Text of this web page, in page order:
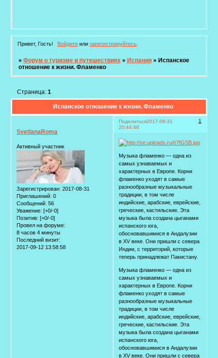
Привет, Гость! Войдитеили зарегистрируйтесь.
» Форум о туризме и путешествиях » Испания » Испанское
отношение к жизни. Фламенко
Испанское отношение к жизни. Фламенко
Страница: 1
Поделиться 1
2017-08-31
20:44:46
SvetlanaRoma
Активный участник
Зарегистрирован: 2017-08-31
Приглашений: 0
Сообщений: 56
Уважение: [+0/-0]
Позитив: [+0/-0]
Провел на форуме:
8 часов 4 минуты
Последний визит:
2017-09-12 13:58:58
Музыка фламенко — одна из
самых узнаваемых и
характерных в Европе. Корни
фламенко уходят в самые
разнообразные музыкальные
традиции, в том числе
индийские, арабские, еврейские,
греческие, кастильские. Эта
музыка была создана цыганами
испанского юга,
обосновавшимися в Андалузии
в XV веке. Они пришли с севера
Индии, с территорий, которые
теперь принадлежат Пакистану.
Музыка фламенко — одна из
самых узнаваемых и
характерных в Европе. Корни
фламенко уходят в самые
разнообразные музыкальные
традиции, в том числе
индийские, арабские, еврейские,
греческие, кастильские. Эта
музыка была создана цыганами
испанского юга,
обосновавшимися в Андалузии
в XV веке. Они пришли с севера